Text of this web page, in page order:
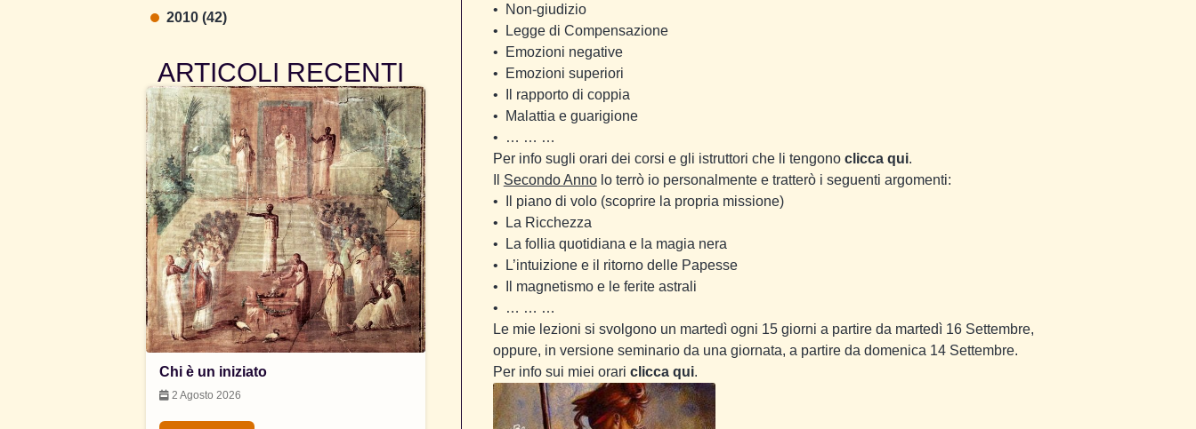
2010 (42)
ARTICOLI RECENTI
Chi è un iniziato
2 Agosto 2026
•
Non-giudizio
•
Legge di Compensazione
•
Emozioni negative
•
Emozioni superiori
•
Il rapporto di coppia
•
Malattia e guarigione
•
… … …
Per info sugli orari dei corsi e gli istruttori che li tengono clicca qui.
Secondo Annolo terrò io personalmente e tratterò i seguenti argomenti:
•
Il piano di volo (scoprire la propria missione)
•
La Ricchezza
•
La follia quotidiana e la magia nera
•
L’intuizione e il ritorno delle Papesse
•
Il magnetismo e le ferite astrali
•
… … …
Le mie lezioni si svolgono un martedì ogni 15 giorni a partire da martedì 16 Settembre,
oppure, in versione seminario da una giornata, a partire da domenica 14 Settembre.
Per info sui miei orari clicca qui.